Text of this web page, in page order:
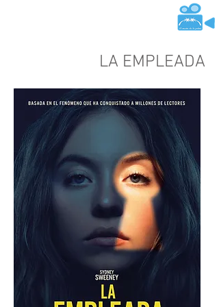
LA EMPLEADA